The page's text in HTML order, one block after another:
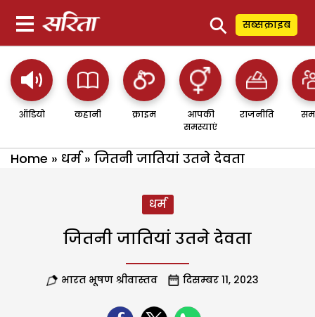
⚲ सब्सक्राइब
ऑडियो कहानी क्राइम
आपकी
समस्याएं
राजनीति
Home » धर्म» जितनी जातियां उतने देवता
धर्म
जितनी जातियां उतने देवता
भारत भूषण श्रीवास्तव दिसम्बर 11, 2023